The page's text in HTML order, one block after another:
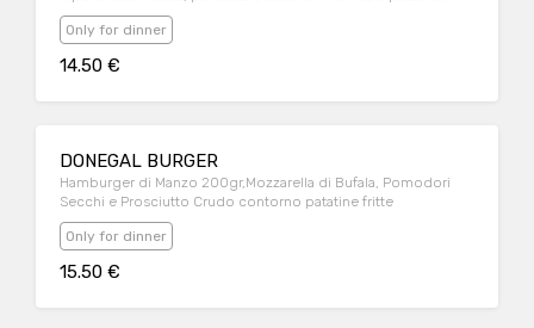
fritte
Only for dinner
14.50 €
DONEGAL BURGER
Hamburger di Manzo 200gr,Mozzarella di Bufala, Pomodori
Secchi e Prosciutto Crudo contorno patatine fritte
Only for dinner
15.50 €